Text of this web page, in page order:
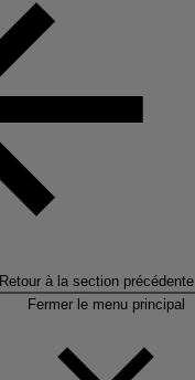
Retour à la section précédente
Fermer le menu principal